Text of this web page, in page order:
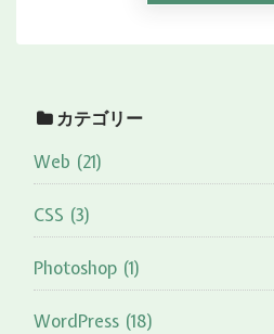
カテゴリー
Web (21)
CSS (3)
Photoshop (1)
WordPress (18)